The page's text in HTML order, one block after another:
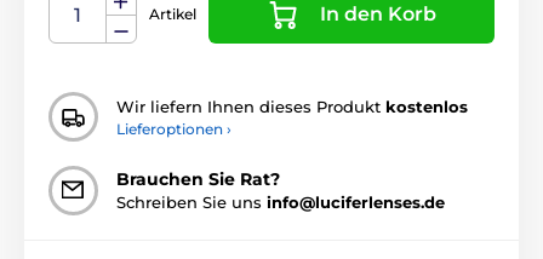
Artikel In den Korb
Wir liefern Ihnen dieses Produkt kostenlos
Lieferoptionen ›
Brauchen Sie Rat?
Schreiben Sie uns info@luciferlenses.de